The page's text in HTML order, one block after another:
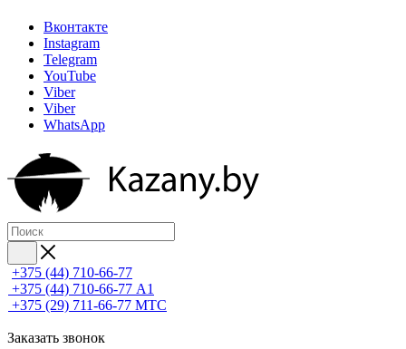
Вконтакте
Instagram
Telegram
YouTube
Viber
Viber
WhatsApp
+375 (44) 710-66-77
+375 (44) 710-66-77 А1
+375 (29) 711-66-77 МТС
Заказать звонок